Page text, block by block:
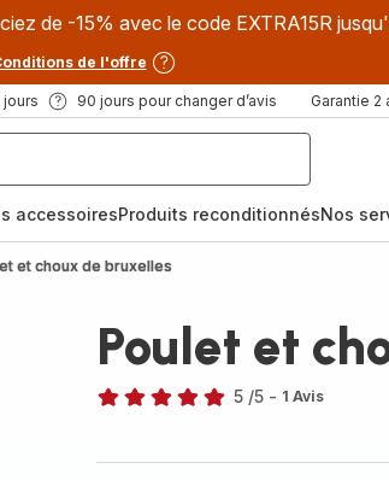
de -15% avec le code EXTRA15R
de l'offre
90 jours pour changer d’avis Garantie 2
accessoiresProduits reconditionnésNos
et choux de bruxelles
Poulet et
étoiles
5 /5 - 1 Avis